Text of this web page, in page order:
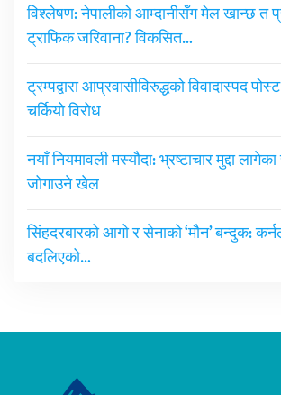
विश्लेषण: नेपालीको आम्दानीसँग मेल खान्छ त
ट्राफिक जरिवाना? विकसित…
ट्रम्पद्वारा आप्रवासीविरुद्धको विवादास्पद
चर्कियो विरोध
नयाँ नियमावली मस्यौदा: भ्रष्टाचार मुद्दा
जोगाउने खेल
सिंहदरबारको आगो र सेनाको ‘मौन’ बन्दुक:
बदलिएको…